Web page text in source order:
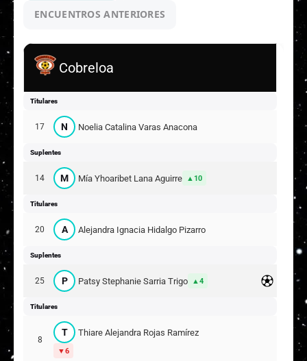
ENCUENTROS ANTERIORES
Cobreloa
Titulares
17 N Noelia Catalina Varas Anacona
Suplentes
14 M Mía Yhoaribet Lana Aguirre 10
Titulares
20 A Alejandra Ignacia Hidalgo Pizarro
Suplentes
25 P Patsy Stephanie Sarria Trigo 4
Titulares
8
T Thiare Alejandra Rojas Ramírez
6